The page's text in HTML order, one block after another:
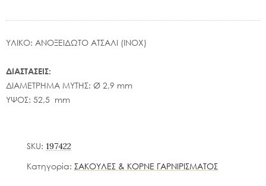
ΥΛΙΚΟ: ΑΝΟΞΕΙΔΩΤΟ ΑΤΣΑΛΙ (INOX)
ΔΙΑΣΤΑΣΕΙΣ:
ΔΙΑΜΕΤΡΗΜΑ ΜΥΤΗΣ: Ø 2,9 mm
ΥΨΟΣ: 52,5 mm
SKU: 197422
Κατηγορία: ΣΑΚΟΥΛΕΣ & ΚΟΡΝΕ ΓΑΡΝΙΡΙΣΜΑΤΟΣ